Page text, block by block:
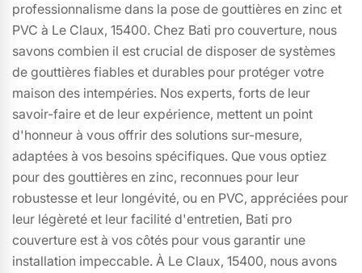
professionnalisme dans la pose de gouttières en zinc et
PVC à Le Claux, 15400. Chez Bati pro couverture, nous
savons combien il est crucial de disposer de systèmes
de gouttières fiables et durables pour protéger votre
maison des intempéries. Nos experts, forts de leur
savoir-faire et de leur expérience, mettent un point
d'honneur à vous offrir des solutions sur-mesure,
adaptées à vos besoins spécifiques. Que vous optiez
pour des gouttières en zinc, reconnues pour leur
robustesse et leur longévité, ou en PVC, appréciées pour
leur légèreté et leur facilité d'entretien, Bati pro
couverture est à vos côtés pour vous garantir une
installation impeccable. À Le Claux, 15400, nous avons